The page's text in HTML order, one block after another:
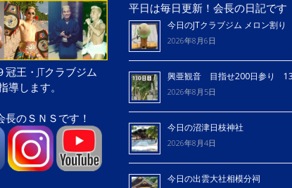
王・JTクラブジム
導します。
長のＳＮＳです！
平日は毎日更新！会長の日記です
今日のJTクラブジム メロン割り
2026年8月6日
興亜観音 目指せ200日参り
2026年8月5日
今日の沼津日枝神社
2026年8月4日
今日の出雲大社相模分祠